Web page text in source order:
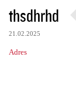
thsdhrhd
21.02.2025
Adres